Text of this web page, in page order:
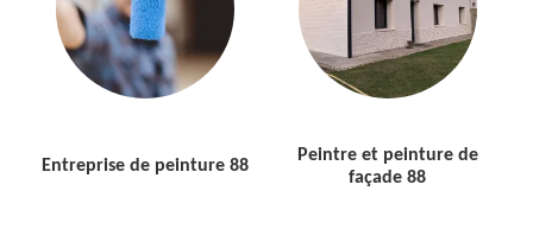
Entreprise de peinture 88
Peintre et peinture de
façade 88